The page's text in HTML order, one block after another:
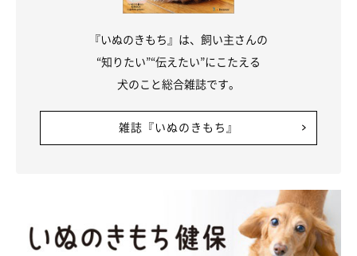
『いぬのきもち』は、飼い主さんの
“知りたい”“伝えたい”にこたえる
犬のこと総合雑誌です。
雑誌『いぬのきもち』